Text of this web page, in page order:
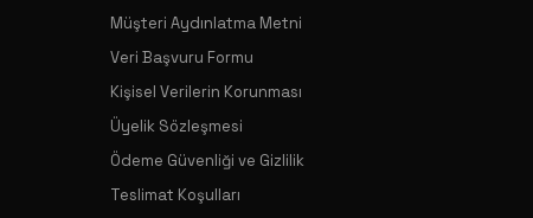
Müşteri Aydınlatma Metni
Veri Başvuru Formu
Kişisel Verilerin Korunması
Üyelik Sözleşmesi
Ödeme Güvenliği ve Gizlilik
Teslimat Koşulları